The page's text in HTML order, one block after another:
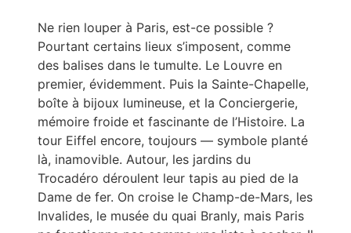
Ne rien louper à Paris, est-ce possible ?
Pourtant certains lieux s’imposent, comme
des balises dans le tumulte. Le Louvre en
premier, évidemment. Puis la Sainte-Chapelle,
boîte à bijoux lumineuse, et la Conciergerie,
mémoire froide et fascinante de l’Histoire. La
tour Eiffel encore, toujours — symbole planté
là, inamovible. Autour, les jardins du
Trocadéro déroulent leur tapis au pied de la
Dame de fer. On croise le Champ-de-Mars, les
Invalides, le musée du quai Branly, mais Paris